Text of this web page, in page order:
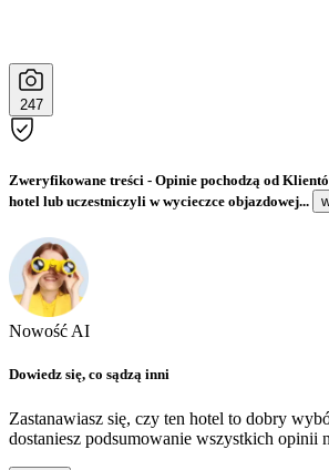
247
Zweryfikowane treści - Opinie pochodzą od
hotel lub uczestniczyli w wycieczce objazdowej...
Nowość AI
Dowiedz się, co sądzą inni
Zastanawiasz się, czy ten hotel to dobry
dostaniesz podsumowanie wszystkich opinii